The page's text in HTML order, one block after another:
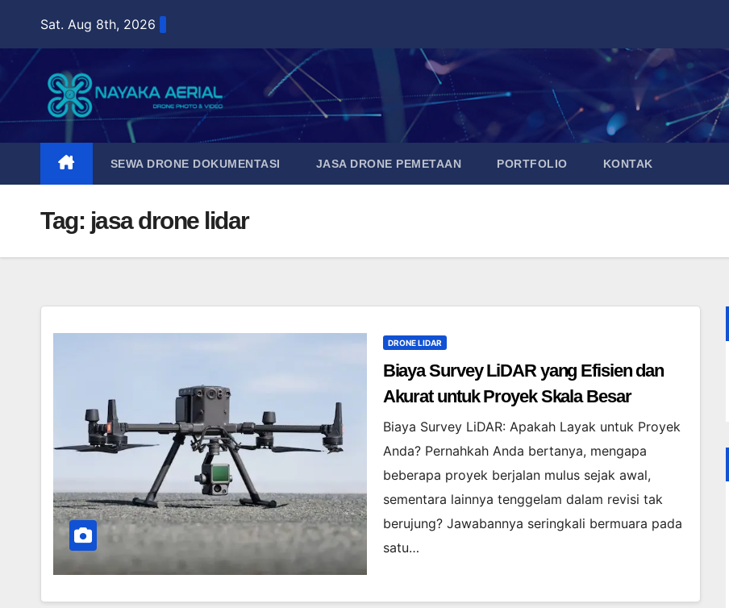
content
Sat. Aug 8th, 2026
SEWA DRONE DOKUMENTASI JASA DRONE PEMETAAN PORTFOLIO KONTAK
Tag: jasa drone lidar
DRONE LIDAR
Biaya Survey LiDAR yang Efisien dan
Akurat untuk Proyek Skala Besar
Biaya Survey LiDAR: Apakah Layak untuk Proyek
Anda? Pernahkah Anda bertanya, mengapa
beberapa proyek berjalan mulus sejak awal,
sementara lainnya tenggelam dalam revisi tak
berujung? Jawabannya seringkali bermuara pada
satu…